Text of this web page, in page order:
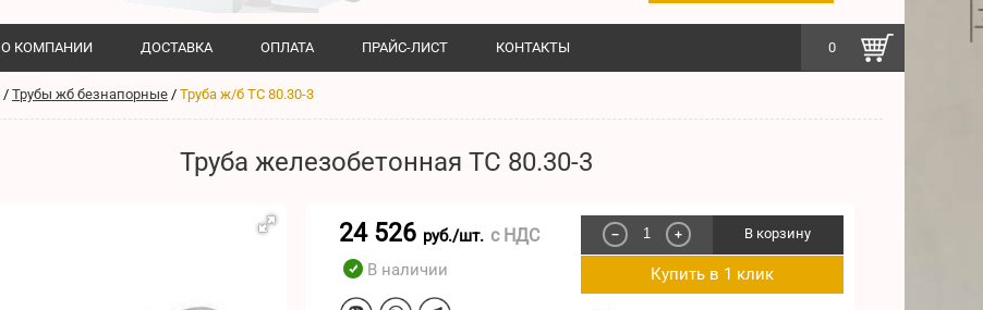
0
О КОМПАНИИ ДОСТАВКА ОПЛАТА ПРАЙС-ЛИСТ КОНТАКТЫ
/ Трубы жб безнапорные / Труба ж/б ТС 80.30-3
Труба железобетонная ТС 80.30-3
24 526 руб./шт. с НДС
В наличии
− + В корзину
Купить в 1 клик